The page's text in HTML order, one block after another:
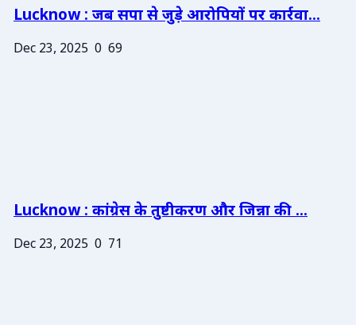
Lucknow : जब सपा से जुड़े आरोपियों पर कार्रवा...
Dec 23, 2025 0 69
Lucknow : कांग्रेस के तुष्टीकरण और जिन्ना की ...
Dec 23, 2025 0 71